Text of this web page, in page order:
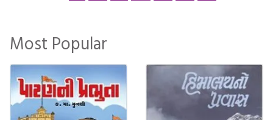
Most Popular